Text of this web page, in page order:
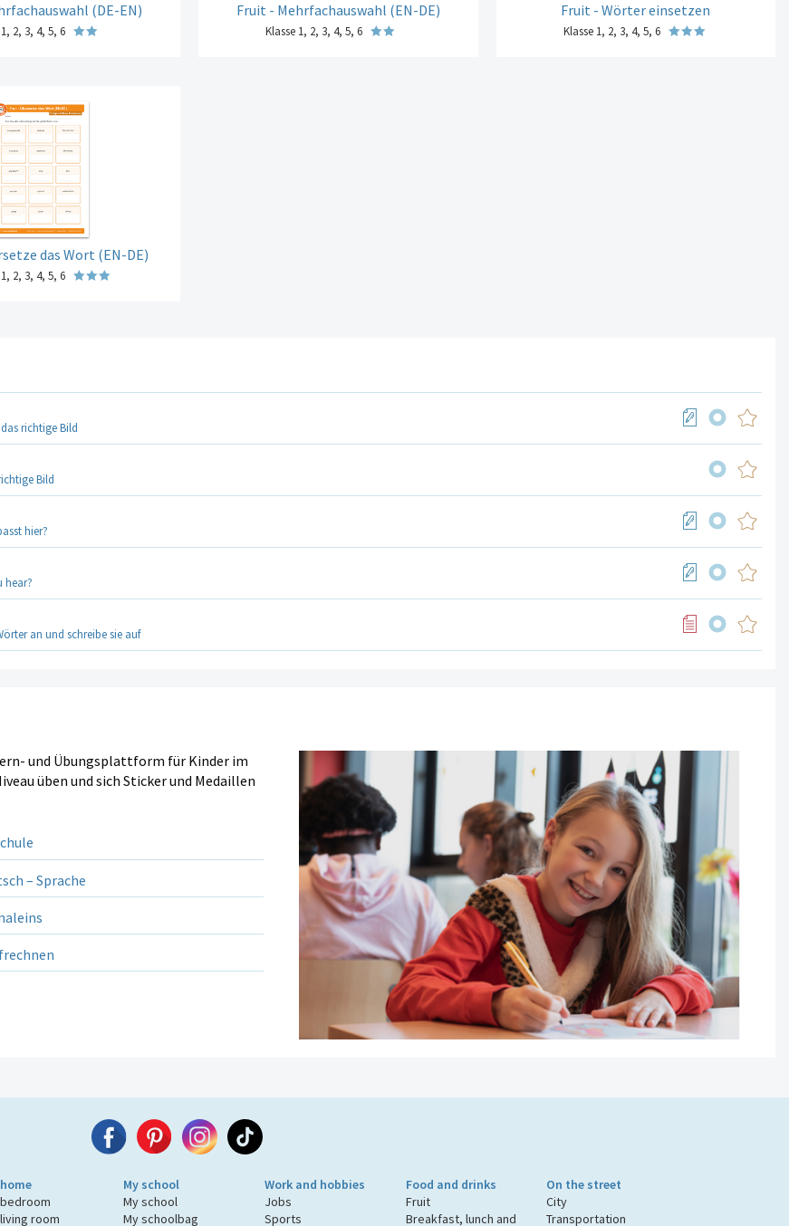
(DE-EN)
2, 3, 4, 5, 6
Fruit - Mehrfachauswahl (EN-DE)
Klasse 1, 2, 3, 4, 5, 6
Fruit - Wörter einsetzen
Klasse 1, 2, 3, 4, 5, 6
das Wort (EN-DE)
2, 3, 4, 5, 6
richtige Bild
Bild
hier?
hear?
an und schreibe sie auf
und Übungsplattform für Kinder im
üben und sich Sticker und Medaillen
– Sprache
room
My school
My school
My schoolbag
Work and hobbies
Jobs
Sports
Food and drinks
Fruit
Breakfast, lunch and
On the street
City
Transportation